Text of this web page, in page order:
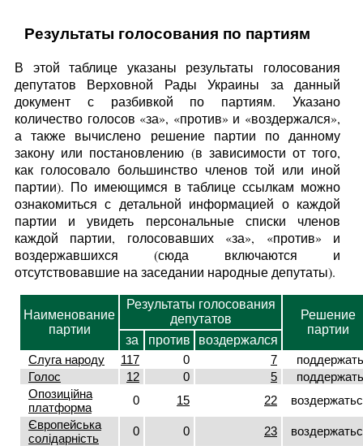
Результаты голосования по партиям
В этой таблице указаны результаты голосования
депутатов Верховной Рады Украины за данный
документ с разбивкой по партиям. Указано
количество голосов «за», «против» и «воздержался»,
а также вычислено решение партии по данному
закону или постановлению (в зависимости от того,
как голосовало большинство членов той или иной
партии). По имеющимся в таблице ссылкам можно
ознакомиться с детальной информацией о каждой
партии и увидеть персональные списки членов
каждой партии, голосовавших «за», «против» и
воздержавшихся (сюда включаются и
отсутствовавшие на заседании народные депутаты).
Наименование
партии
Результаты голосования
депутатов
Решение
партии
за против
воздержался
Слуга народу
117 0 7
поддержать
Голос
12 0 5
поддержать
Опозиційна
платформа
0 15 22
Європейська
солідарність
0 0 23